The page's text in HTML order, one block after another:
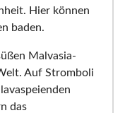
Hier können
baden.
Malvasia-
Auf Stromboli
das